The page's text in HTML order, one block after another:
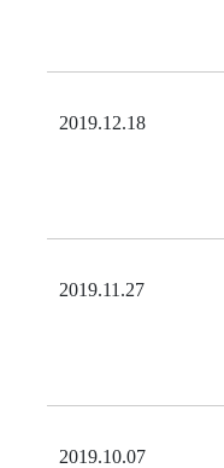
2019.12.18
2019.11.27
2019.10.07